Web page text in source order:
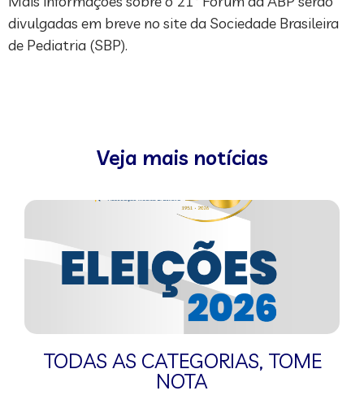
divulgadas em breve no site da Sociedade Brasileira
de Pediatria (SBP).
Veja mais notícias
TODAS AS CATEGORIAS, TOME
NOTA